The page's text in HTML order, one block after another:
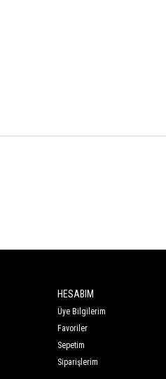
HESABIM
Üye Bilgilerim
Favoriler
Sepetim
Siparişlerim